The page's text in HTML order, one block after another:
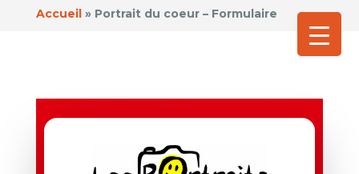
Accueil» Portrait du coeur – Formulaire